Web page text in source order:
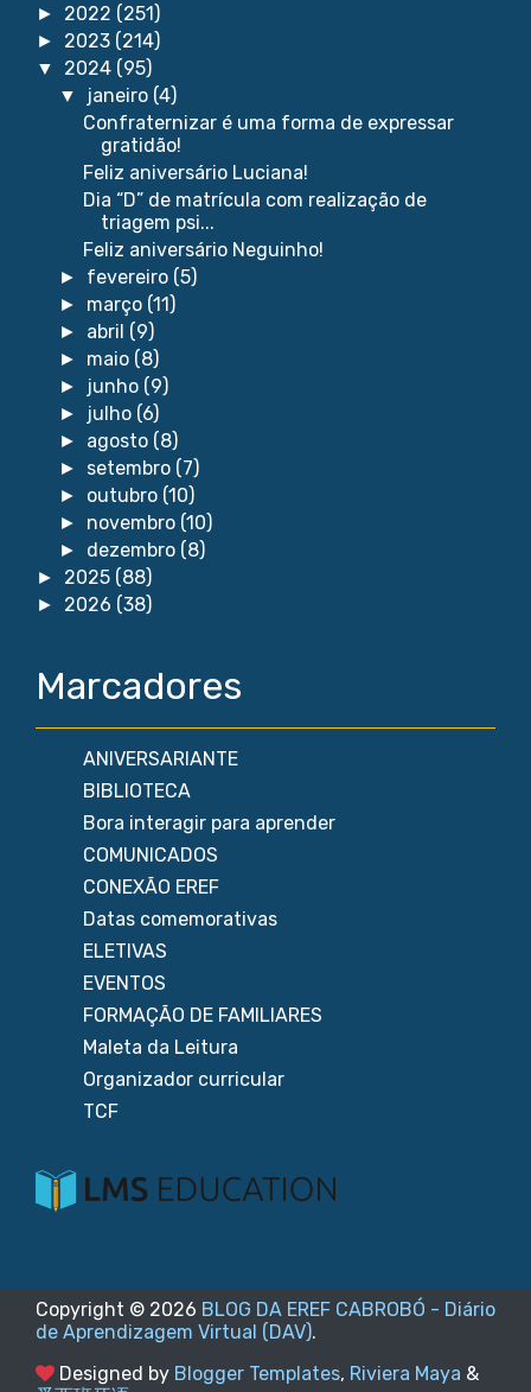
► 2022 (251)
► 2023 (214)
▼ 2024 (95)
▼ janeiro (4)
Confraternizar é uma forma de expressar
gratidão!
Feliz aniversário Luciana!
Dia “D” de matrícula com realização de
triagem psi...
Feliz aniversário Neguinho!
► fevereiro (5)
► março (11)
► abril (9)
► maio (8)
► junho (9)
► julho (6)
► agosto (8)
► setembro (7)
► outubro (10)
► novembro (10)
► dezembro (8)
► 2025 (88)
► 2026 (38)
Marcadores
ANIVERSARIANTE
BIBLIOTECA
Bora interagir para aprender
COMUNICADOS
CONEXÃO EREF
Datas comemorativas
ELETIVAS
EVENTOS
FORMAÇÃO DE FAMILIARES
Maleta da Leitura
Organizador curricular
TCF
Copyright © 2026 BLOG DA EREF CABROBÓ - Diário
de Aprendizagem Virtual (DAV).
Designed by Blogger Templates, Riviera Maya &